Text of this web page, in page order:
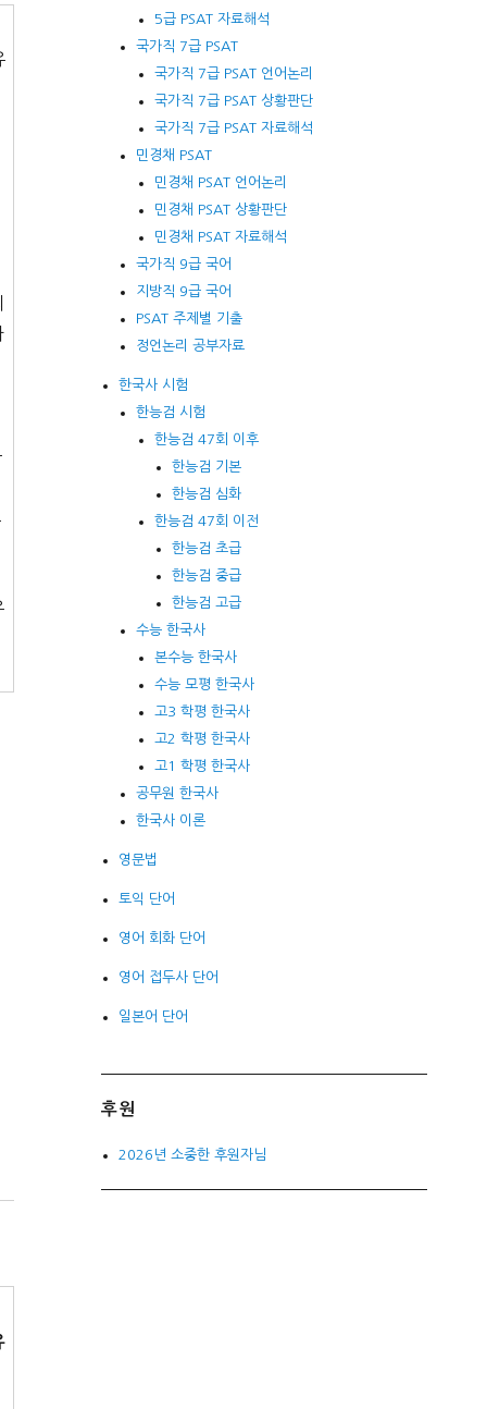
5급 PSAT 자료해석
국가직 7급 PSAT
국가직 7급 PSAT 언어논리
국가직 7급 PSAT 상황판단
국가직 7급 PSAT 자료해석
민경채 PSAT
민경채 PSAT 언어논리
민경채 PSAT 상황판단
민경채 PSAT 자료해석
국가직 9급 국어
지방직 9급 국어
PSAT 주제별 기출
정언논리 공부자료
한국사 시험
한능검 시험
한능검 47회 이후
한능검 기본
한능검 심화
한능검 47회 이전
한능검 초급
한능검 중급
한능검 고급
수능 한국사
본수능 한국사
수능 모평 한국사
고3 학평 한국사
고2 학평 한국사
고1 학평 한국사
공무원 한국사
한국사 이론
영문법
토익 단어
영어 회화 단어
영어 접두사 단어
일본어 단어
후원
2026년 소중한 후원자님